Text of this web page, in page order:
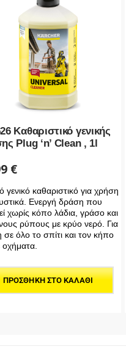
Καθαριστικό γενικής
Plug ‘n’ Clean , 1l
€
γενικό καθαριστικό για χρήση
Ενεργή δράση που
χωρίς κόπο λάδια, γράσο και
ρύπους με κρύο νερό. Για
όλο το σπίτι και τον κήπο
οχήματα.
ΠΡΟΣΘΉΚΗ ΣΤΟ ΚΑΛΆΘΙ